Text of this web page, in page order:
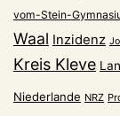
vom-Stein-
Waal Inzidenz
Kreis Kleve
Niederlande NRZ